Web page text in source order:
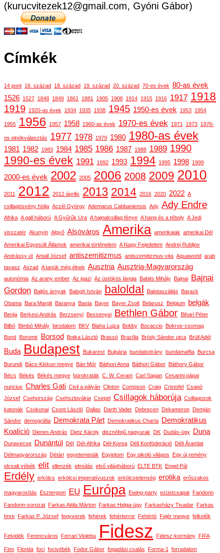
(kurucvitezek12@gmail.com, Gyóni Gábor)
Címkék
14 pont 16. század 18. század 19. század 20. század 70-es évek 80-as évek
1526 1527 1848 1849 1861 1881 1905 1908 1914 1915 1916 1917 1918
1919 1920-as évek 1934 1935 1938 1945 1950-es évek 1953 1954
1955 1956 1957 1958 1960-as évek 1970-es évek 1971 1973 1976-
os elnökválasztás 1977 1978 1979 1980 1980-as évek
1981 1982 1983 1984 1985 1986 1987 1988 1989 1990
1990-es évek 1991 1992 1993 1994 1995 1998 1999
2000-es évek 2002 2005 2006 2008 2009 2010
2011 2012 2012 április 2013 2014 2016 2020 2022 A
csillagösvény hídja Aczél György Ademarus Cabbaniensis Ady Ady Endre
Afrika A gall háború A Gyűrűk Ura A hajnalcsillag fénye A hang és a téboly A Jedi
visszatér Akunyin Algyő Alsóváros Amerika amerikaiak amerikai Dél
Amerikai Egyesült Államok amerikai történelem A Nagy Fejedelem Andrej Rubljov
Andrássy út Antall József antiszemitizmus antiszemitizmus-vita Aquaworld arab
tavasz Aszad A tanúk még élnek Ausztria Ausztria-Magyarország
autonómia Az arany ember Az igazi Az üstökös lángja Babits Mihály Bajnai Bajnai
Gordon
Baljós árnyak Balogh István baloldal Balotaszállás
Barack
Obama
Bara Margit Baranya Basta Bayer Bayer Zsolt Belarusz Belgium belgák
Berija Berkesi András Berzsenyi Bessenyei Bethlen Gábor
Bihari Péter
Bilbó
Bimbó Mihály birodalom BKV Blaha Lujza Bobby Bocaccio
Bokros-csomag
Bond
Boromir Borsod Botka László Brassó Brazília Bródy Sándor utca Brüll Adél
Buda Budapest Bukarest Bulgária bundabotrány bundamaffia Burcsa
Burundi Bács-Kiskun megye Bán Mór Báthori Anna Báthori Gábor
Báthory Gábor
Bécs
Békés Békés megye bürokraták C. W. Ceram Carl Sagan Cesarini pápai
nuncius Charles Gati Civil a pályán Clinton Compson Craig Cristofel
Csapó
József Csehország Csehszlovákia Csepel Csillagok háborúja Csillagosok
katonák Csokonai Csont László Dallas Darth Vader Debrecen Dekameron
Demján
Sándor demográfia Demokrata Párt Demokratikus Charta
Demokratikus
Koalíció
Dienes András Dietz Károly disznófejű nagyurak DK Dudás-ügy Duna
Dunavecse Dunántúl Dél Dél-Afrika Dél-Korea Déli Konföderáció
Déli Áramlat
Délmagyarország
Détári egyetemisták Egyiptom Egy pikoló világos
Egy új remény
elcsalt vébék elit ellenzék elmúlás első világháború ELTE BTK Engel Pál
Erdély erkölcs erkölcsi imperatívuszok erkölcstelenség erotika erőszakos
magyarosítás Esztergom EU Európa Ewing-party ezüstcsapat Fandorin
Fandorin-sorozat Farkas Attila Márton Farkas Helga-ügy Farkasházy Tivadar
Farkas
Imre
Farkas P. József fegyverek fehérek fehérterror Fehértó Fejér megye felkelők
Felvidék Ferencváros Ferrari Violetta Fidesz Fidesz-kormány FIFA
Finn Florida foci focivébék Fodor Gábor fogadási csalás Forma-1
forradalom